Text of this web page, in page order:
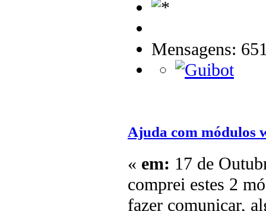
Mensagens:
Ajuda com módulos
« em: 17 de
comprei estes 2
fazer comunicar,